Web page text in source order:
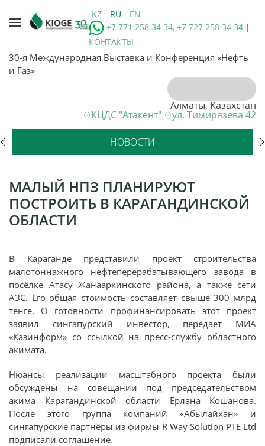
KZ RU
EN
+7 771 258 34 34, +7 727 258 34 34 |
КОНТАКТЫ
30-я Международная Выставка и Конференция «Нефть
и Газ»
Алматы, Казахстан
КЦДС "Атакент" ул. Тимирязева 42
НОВОСТИ
МАЛЫЙ НПЗ ПЛАНИРУЮТ
ПОСТРОИТЬ В КАРАГАНДИНСКОЙ
ОБЛАСТИ
В Караганде представили проект строительства
малотоннажного нефтеперерабатывающего завода в
посёлке Атасу Жанааркинского района, а также сети
АЗС. Его общая стоимость составляет свыше 300 млрд
тенге. О готовности профинансировать этот проект
заявил сингапурский инвестор, передает МИА
«Казинформ» со ссылкой на пресс-службу областного
акимата.
Нюансы реализации масштабного проекта были
обсуждены на совещании под председательством
акима Карагандинской области Ерлана Кошанова.
После этого группа компаний «Абылайхан» и
сингапурские партнёры из фирмы R Way Solution PTE Ltd
подписали соглашение.